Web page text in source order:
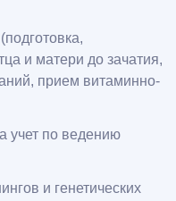
и матери до зачатия,
прием витаминно-
учет по ведению
и генетических